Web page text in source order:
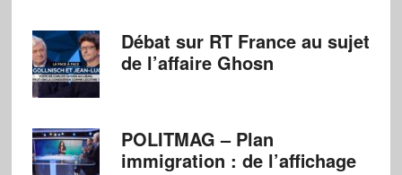
Débat sur RT France au sujet
de l’affaire Ghosn
POLITMAG – Plan
immigration : de l’affichage